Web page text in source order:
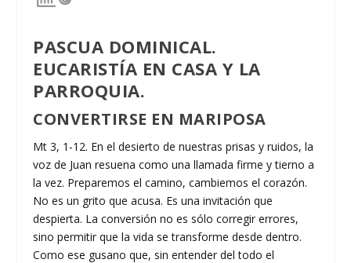
PASCUA DOMINICAL.
EUCARISTÍA EN CASA Y LA
PARROQUIA.
CONVERTIRSE EN MARIPOSA
Mt 3, 1-12. En el desierto de nuestras prisas y ruidos, la
voz de Juan resuena como una llamada firme y tierno a
la vez. Preparemos el camino, cambiemos el corazón.
No es un grito que acusa. Es una invitación que
despierta. La conversión no es sólo corregir errores,
sino permitir que la vida se transforme desde dentro.
Como ese gusano que, sin entender del todo el